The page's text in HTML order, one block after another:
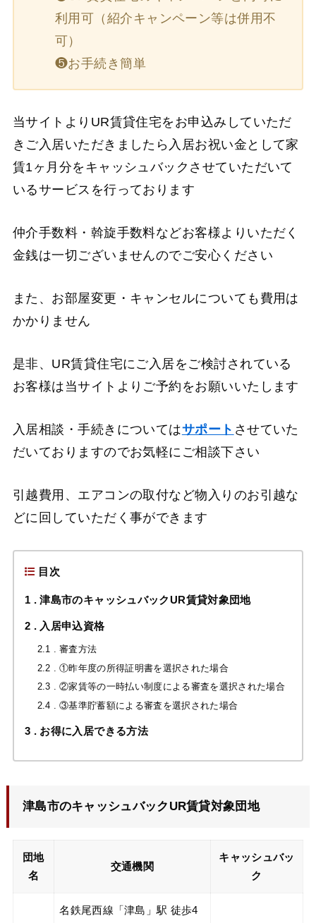
利用可（紹介キャンペーン等は併用不
可）
❺お手続き簡単
当サイトよりUR賃貸住宅をお申込みしていただ
きご入居いただきましたら入居お祝い金として家
賃1ヶ月分をキャッシュバックさせていただいて
いるサービスを行っております
仲介手数料・斡旋手数料などお客様よりいただく
金銭は一切ございませんのでご安心ください
また、お部屋変更・キャンセルについても費用は
かかりません
是非、UR賃貸住宅にご入居をご検討されている
お客様は当サイトよりご予約をお願いいたします
入居相談・手続きについてはサポート させていた
だいておりますのでお気軽にご相談下さい
引越費用、エアコンの取付など物入りのお引越な
どに回していただく事ができます
目次
1 津島市のキャッシュバックUR賃貸対象団地
2 入居申込資格
2.1
審査方法
2.2
①昨年度の所得証明書を選択された場合
2.3
②家賃等の一時払い制度による審査を選択された場合
2.4
③基準貯蓄額による審査を選択された場合
3 お得に入居できる方法
津島市のキャッシュバックUR賃貸対象団地
団地
名
交通機関
キャッシュバッ
ク
名鉄尾西線「津島」駅 徒歩4